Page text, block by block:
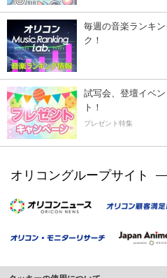
毎週の音楽ランキ
ク！
試写会、登壇イベ
ト！
プレゼント特集
オリコングループサイト